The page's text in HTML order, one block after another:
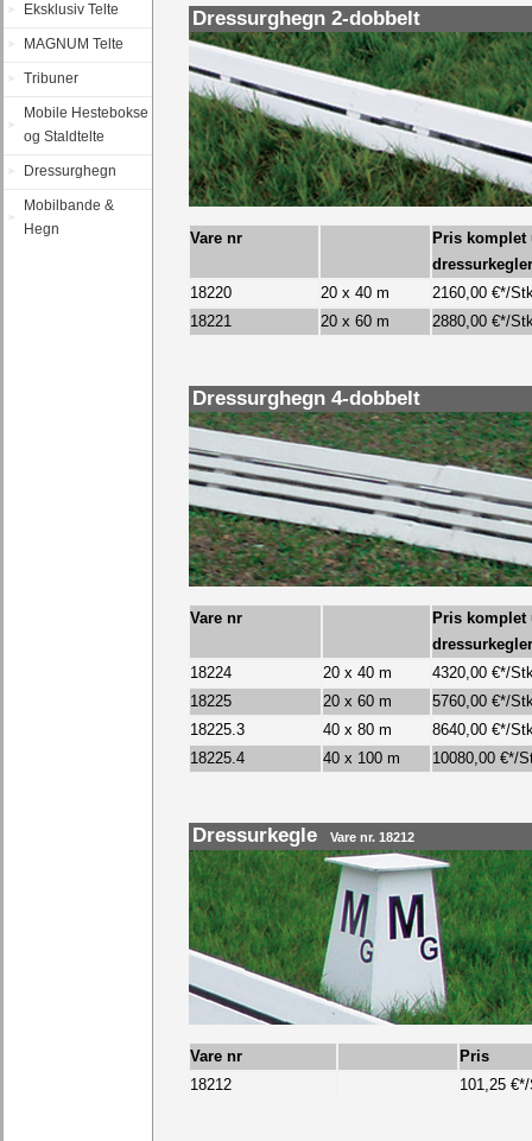
Eksklusiv Telte
MAGNUM Telte
Tribuner
Mobile Hestebokse
og Staldtelte
Dressurghegn
Mobilbande &
Hegn
Dressurghegn 2-dobbelt
Vare nr
Pris komplet
dressurkegler
18220
20 x 40 m 2160,00 €*/
18221
20 x 60 m 2880,00 €*/
Dressurghegn 4-dobbelt
Vare nr
Pris komplet
dressurkegler
18224
20 x 40 m 4320,00 €*/
18225
20 x 60 m 5760,00 €*/
18225.3
40 x 80 m
8640,00 €*/
18225.4
40 x 100 m 10080,00 €*/
Dressurkegle Vare nr. 18212
Vare nr
Pris
18212
101,25